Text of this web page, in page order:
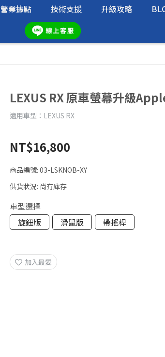
營業據點 技術支援 升級攻略
LEXUS RX 原車螢幕升級
適用車型：LEXUS RX
NT$16,800
商品編號: 03-LSKNOB-XY
供貨狀況: 尚有庫存
車型選擇
旋鈕版
滑鼠版 帶搖桿
加入最愛